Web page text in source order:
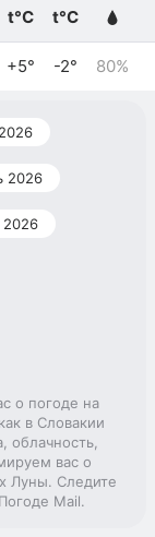
t°C t°C
+5° -2° 80%
2026
2026
о погоде на
в Словакии
облачность,
вас о
Луны. Следите
Mail.